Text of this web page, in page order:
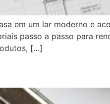
em um lar moderno e
passo a passo para
[…]